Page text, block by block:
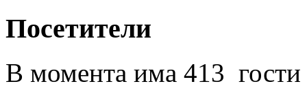
Посетители
В момента има 413 гости